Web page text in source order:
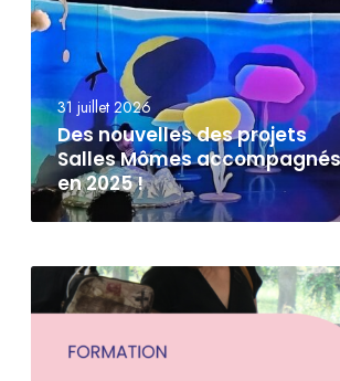
31 juillet 2026
Des nouvelles des projets
Salles Mômes accompagnés
en 2025 !